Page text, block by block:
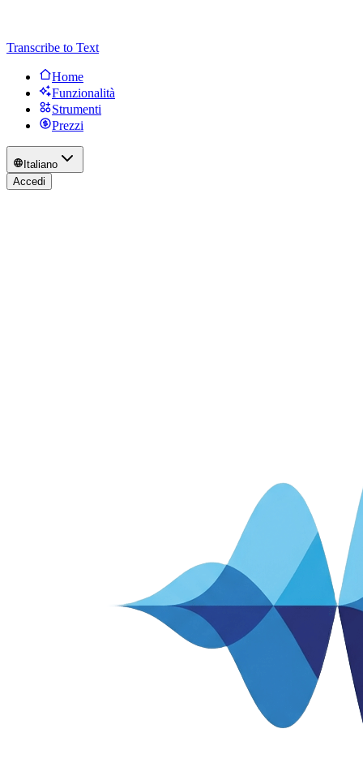
Transcribe to Text
Home
Funzionalità
Strumenti
Prezzi
Italiano
Accedi